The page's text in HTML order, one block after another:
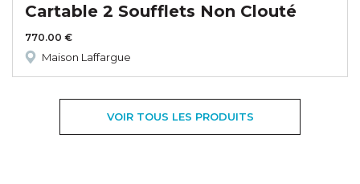
Cartable 2 Soufflets Non Clouté
770.00 €
Maison Laffargue
VOIR TOUS LES PRODUITS